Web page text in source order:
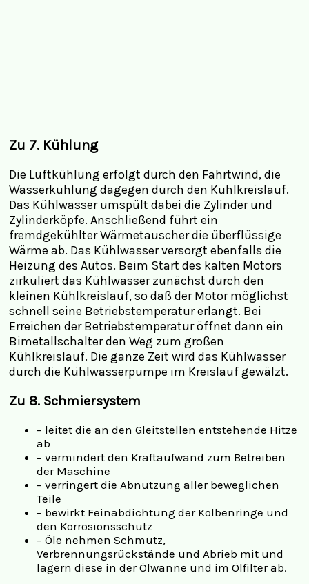
Zu 7. Kühlung
Die Luftkühlung erfolgt durch den Fahrtwind, die
Wasserkühlung dagegen durch den Kühlkreislauf.
Das Kühlwasser umspült dabei die Zylinder und
Zylinderköpfe. Anschließend führt ein
fremdgekühlter Wärmetauscher die überflüssige
Wärme ab. Das Kühlwasser versorgt ebenfalls die
Heizung des Autos. Beim Start des kalten Motors
zirkuliert das Kühlwasser zunächst durch den
kleinen Kühlkreislauf, so daß der Motor möglichst
schnell seine Betriebstemperatur erlangt. Bei
Erreichen der Betriebstemperatur öffnet dann ein
Bimetallschalter den Weg zum großen
Kühlkreislauf. Die ganze Zeit wird das Kühlwasser
durch die Kühlwasserpumpe im Kreislauf gewälzt.
Zu 8. Schmiersystem
– leitet die an den Gleitstellen entstehende Hitze
ab
– vermindert den Kraftaufwand zum Betreiben
der Maschine
– verringert die Abnutzung aller beweglichen
Teile
– bewirkt Feinabdichtung der Kolbenringe und
den Korrosionsschutz
– Öle nehmen Schmutz,
Verbrennungsrückstände und Abrieb mit und
lagern diese in der Ölwanne und im Ölfilter ab.